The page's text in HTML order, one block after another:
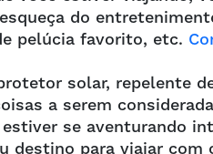
do
pelúcia favorito, etc.
solar, repelente
a serem
estiver se aventurando
destino para viajar